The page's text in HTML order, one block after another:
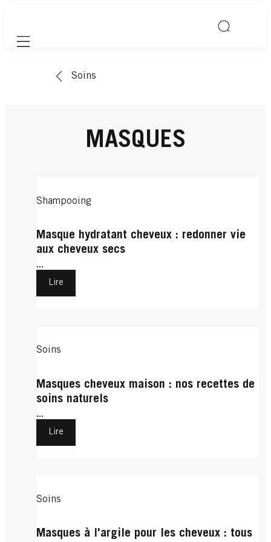
Mobile navigation
Soins
MASQUES
Shampooing
Masque hydratant cheveux : redonner vie
aux cheveux secs
...
Lire
Soins
Masques cheveux maison : nos recettes de
soins naturels
...
Lire
Soins
Masques à l'argile pour les cheveux : tous